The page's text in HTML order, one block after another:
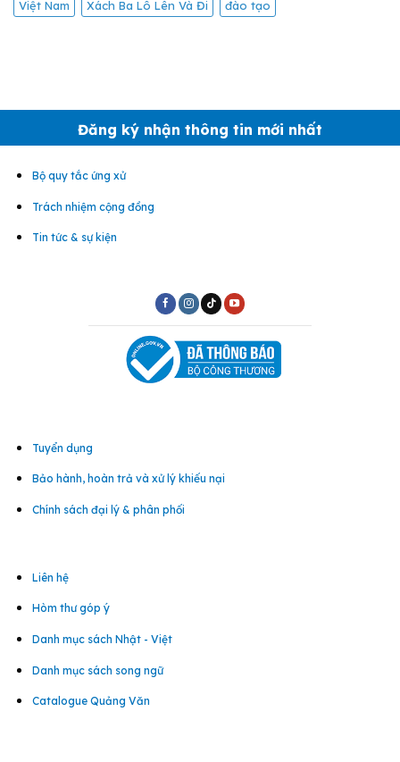
Việt Nam
Xách Ba Lô Lên Và Đi đào tạo
Đăng ký nhận thông tin mới nhất
Bộ quy tắc ứng xử
Trách nhiệm cộng đồng
Tin tức & sự kiện
Tuyển dụng
Bảo hành, hoàn trả và xử lý khiếu nại
Chính sách đại lý & phân phối
Liên hệ
Hòm thư góp ý
Danh mục sách Nhật - Việt
Danh mục sách song ngữ
Catalogue Quảng Văn